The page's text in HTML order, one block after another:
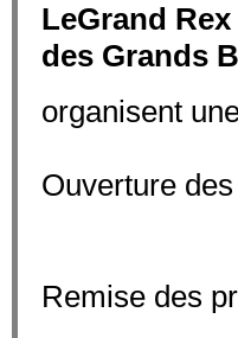
LeGrand Rex
des Grands
organisent